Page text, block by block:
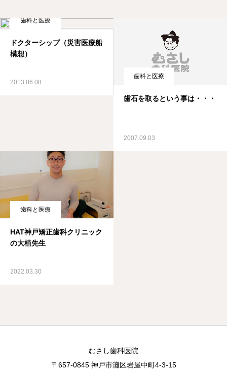
歯科と医療
ドクターシップ（災害医療船
構想）
2013.06.08
歯科と医療
歯石を取るという事は・・・
2007.09.03
歯科と医療
HAT神戸矯正歯科クリニック
の大植先生
2022.03.30
むさし歯科医院
〒657-0845 神戸市灘区岩屋中町4-3-15